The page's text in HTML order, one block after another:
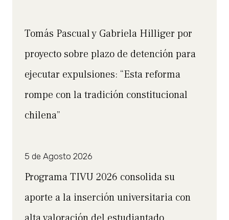
Tomás Pascual y Gabriela Hilliger por
proyecto sobre plazo de detención para
ejecutar expulsiones: “Esta reforma
rompe con la tradición constitucional
chilena”
5 de Agosto 2026
Programa TIVU 2026 consolida su
aporte a la inserción universitaria con